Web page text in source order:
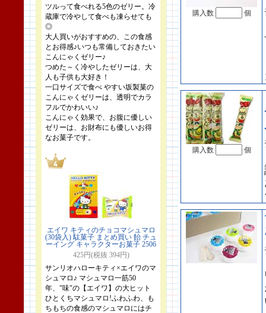
ツルって食べれる5色のゼリー。冷
蔵庫で冷やして食べも凍らせても
◎
大人買いがおすすめの、この食感
とお得感♪いつも常備しておきたい
こんにゃくゼリー♪
つめた～く冷やしたゼリーは、大
人も子供も大好き！
一口サイズで食べ やすい坂製菓の
こんにゃくゼリーは、透明でカラ
フルでかわいい♪
こんにゃく効果で、お腹に優しい
ゼリーは、お財布にも優しいお得
なお菓子です。
エイワ キティのチョコマシュマロ
(30袋入) 駄菓子 まとめ買い 飴 チュ
ーイング キャラクターお菓子 2506
425円(税抜 394円)
サンリオハローキティ×エイワのマ
シュマロ♪ マシュマロ一筋50
年、"味"の【エイワ】の大ヒット
ひとくちマシュマロ!ふわふわ、も
ちもちの食感のマシュマロにはチ
購入数 個
購入数 個